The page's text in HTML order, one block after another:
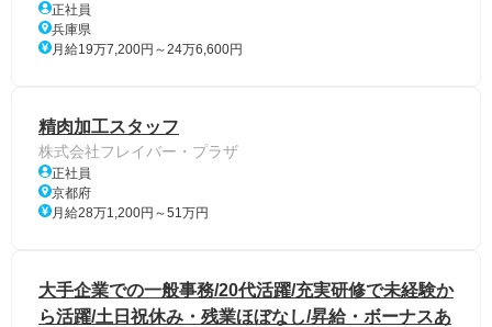
正社員
兵庫県
月給19万7,200円～24万6,600円
精肉加工スタッフ
株式会社フレイバー・プラザ
正社員
京都府
月給28万1,200円～51万円
大手企業での一般事務/20代活躍/充実研修で未経験か
ら活躍/土日祝休み・残業ほぼなし/昇給・ボーナスあ